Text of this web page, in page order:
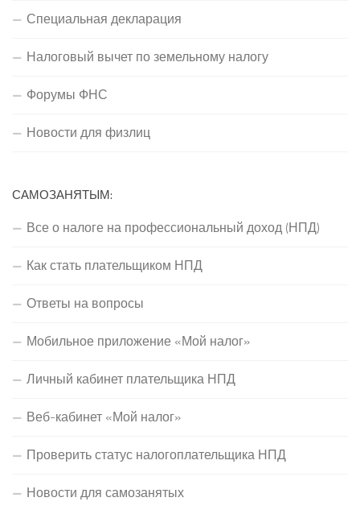
Специальная декларация
Налоговый вычет по земельному налогу
Форумы ФНС
Новости для физлиц
САМОЗАНЯТЫМ:
Все о налоге на профессиональный доход (НПД)
Как стать плательщиком НПД
Ответы на вопросы
Мобильное приложение «Мой налог»
Личный кабинет плательщика НПД
Веб-кабинет «Мой налог»
Проверить статус налогоплательщика НПД
Новости для самозанятых